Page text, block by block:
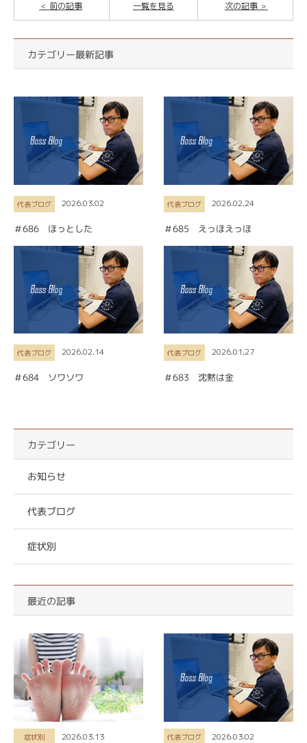
前の記事 次の記事
一覧を見る
カテゴリー最新記事
代表ブログ 2026.03.02
＃686 ほっとした
代表ブログ 2026.02.24
＃685 えっほえっほ
代表ブログ 2026.02.14
＃684 ソワソワ
代表ブログ 2026.01.27
＃683 沈黙は金
カテゴリー
お知らせ
代表ブログ
症状別
最近の記事
症状別 2026.03.13 代表ブログ 2026.03.02